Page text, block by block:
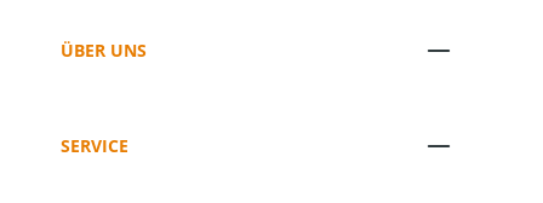
ÜBER UNS
SERVICE